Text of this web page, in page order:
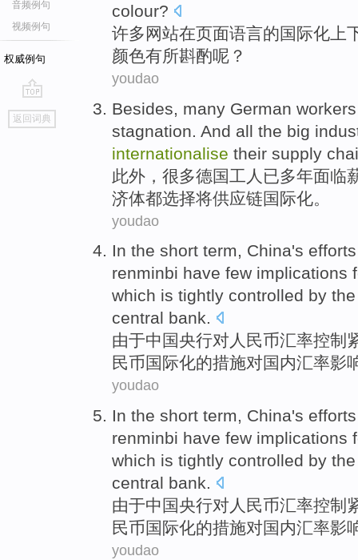
音频例句
视频例句
权威例句
go
top
返回词典
colour?
许多 网站在页面语言的国际化 上
颜色有所斟酌呢？
youdao
Besides many German workers
stagnation And all the big
internationalise their supply
此外 ， 很多德国工人 已多年面临
济体都选择将供应链国际化。
youdao
In the short term, China's
renminbi have few implications
which is tightly controlled by
central bank.
由于中国央行对人民币汇率控制
民币国际化的措施对国内汇率影
youdao
In the short term, China's
renminbi have few implications
which is tightly controlled by
central bank.
由于中国央行对人民币汇率控制
民币国际化的措施对国内汇率影
youdao